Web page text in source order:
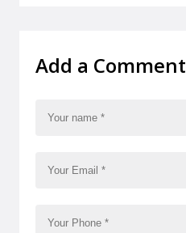
Add a Comment